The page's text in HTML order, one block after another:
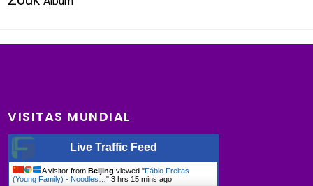
VISITAS MUNDIAL
Live Traffic Feed
A visitor fromBeijing viewed "Fábio Freitas
(Young Family) - Noodles…"3 hrs 15 mins ago